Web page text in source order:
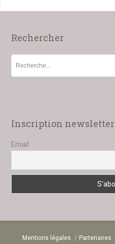
Rechercher
Inscription newsletter
Email
Mentions légales Partenaires